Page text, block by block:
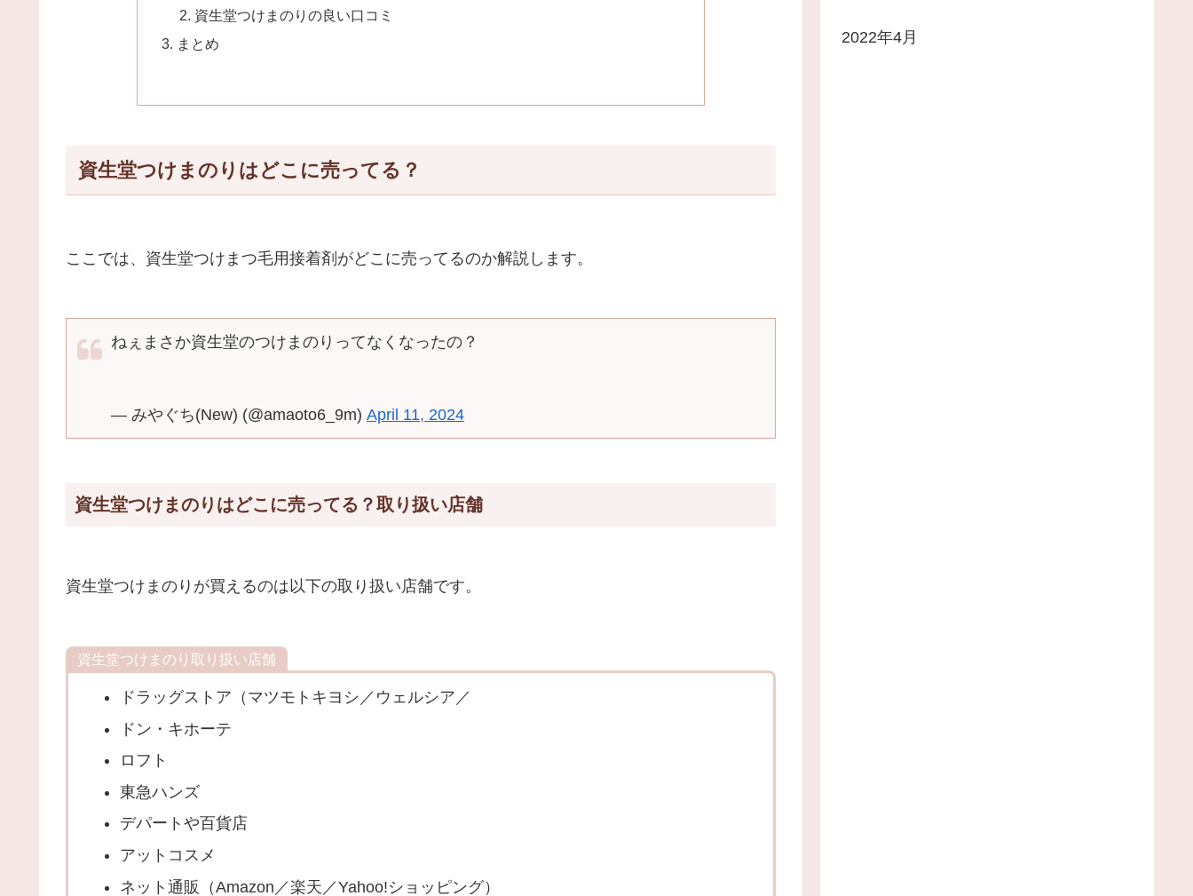
資生堂つけまのりの良い口コミ
まとめ
資生堂つけまのりはどこに売ってる？
ここでは、資生堂つけまつ毛用接着剤がどこに売ってるのか解説します。
ねぇまさか資生堂のつけまのりってなくなったの？
— みやぐち(New) (@amaoto6_9m) April 11, 2024
資生堂つけまのりはどこに売ってる？取り扱い店舗
資生堂つけまのりが買えるのは以下の取り扱い店舗です。
資生堂つけまのり取り扱い店舗
ドラッグストア（マツモトキヨシ／ウェルシア／
ドン・キホーテ
ロフト
東急ハンズ
デパートや百貨店
アットコスメ
ネット通販（Amazon／楽天／Yahoo!ショッピング）
2022年4月